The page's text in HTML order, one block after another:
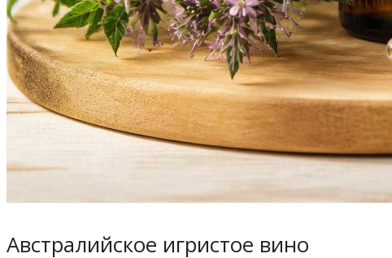
Австралийское игристое вино